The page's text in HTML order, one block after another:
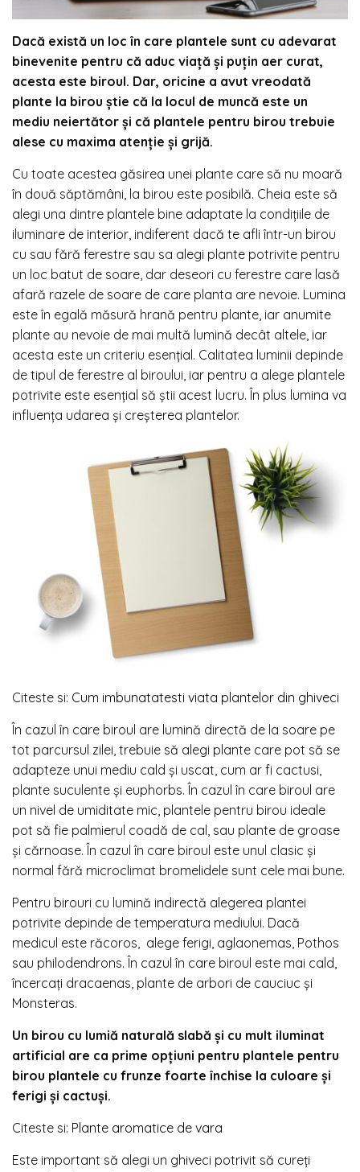
Dacă există un loc în care plantele sunt cu adevarat
binevenite pentru că aduc viață și puțin aer curat,
acesta este biroul. Dar, oricine a avut vreodată
plante la birou știe că la locul de muncă este un
mediu neiertător și că plantele pentru birou trebuie
alese cu maxima atenție și grijă.
Cu toate acestea găsirea unei plante care să nu moară
în două săptămâni, la birou este posibilă. Cheia este să
alegi una dintre plantele bine adaptate la condițiile de
iluminare de interior, indiferent dacă te afli într-un birou
cu sau fără ferestre sau sa alegi plante potrivite pentru
un loc batut de soare, dar deseori cu ferestre care lasă
afară razele de soare de care planta are nevoie. Lumina
este în egală măsură hrană pentru plante, iar anumite
plante au nevoie de mai multă lumină decât altele, iar
acesta este un criteriu esențial. Calitatea luminii depinde
de tipul de ferestre al biroului, iar pentru a alege plantele
potrivite este esențial să știi acest lucru. În plus lumina va
influența udarea și creșterea plantelor.
Citeste si: Cum imbunatatesti viata plantelor din ghiveci
În cazul în care biroul are lumină directă de la soare pe
tot parcursul zilei, trebuie să alegi plante care pot să se
adapteze unui mediu cald și uscat, cum ar fi cactusi,
plante suculente și euphorbs. În cazul în care biroul are
un nivel de umiditate mic, plantele pentru birou ideale
pot să fie palmierul coadă de cal, sau plante de groase
și cărnoase. În cazul în care biroul este unul clasic și
normal fără microclimat bromelidele sunt cele mai bune.
Pentru birouri cu lumină indirectă alegerea plantei
potrivite depinde de temperatura mediului. Dacă
medicul este răcoros, alege ferigi, aglaonemas, Pothos
sau philodendrons. În cazul în care biroul este mai cald,
încercați dracaenas, plante de arbori de cauciuc și
Monsteras.
Un birou cu lumiă naturală slabă și cu mult iluminat
artificial are ca prime opțiuni pentru plantele pentru
birou plantele cu frunze foarte închise la culoare și
ferigi și cactuși.
Citeste si: Plante aromatice de vara
Este important să alegi un ghiveci potrivit să cureți